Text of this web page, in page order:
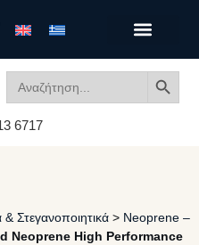
for:
6717
& Στεγανοποιητικά > Neoprene –
Neoprene High Performance